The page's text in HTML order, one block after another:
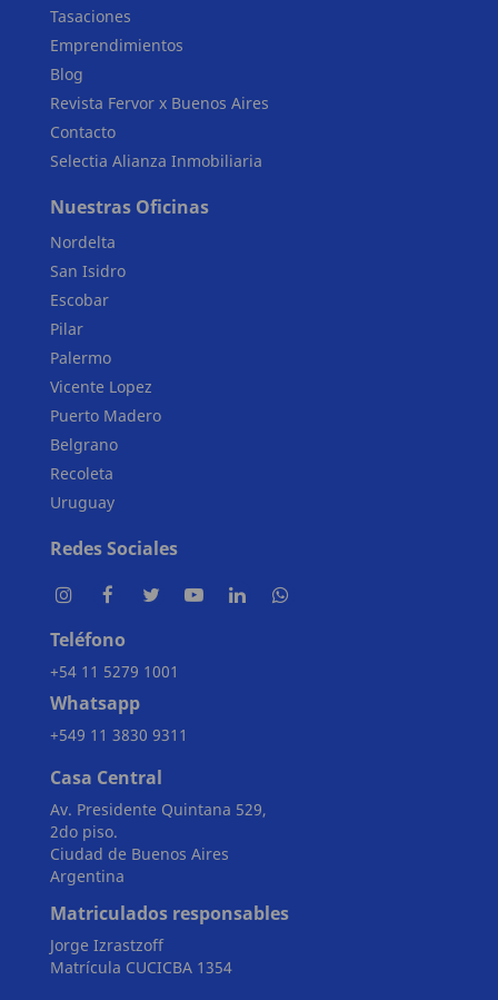
Tasaciones
Emprendimientos
Blog
Revista Fervor x Buenos Aires
Contacto
Selectia Alianza Inmobiliaria
Nuestras Oficinas
Nordelta
San Isidro
Escobar
Pilar
Palermo
Vicente Lopez
Puerto Madero
Belgrano
Recoleta
Uruguay
Redes Sociales
Teléfono
+54 11 5279 1001
Whatsapp
+549 11 3830 9311
Casa Central
Av. Presidente Quintana 529,
2do piso.
Ciudad de Buenos Aires
Argentina
Matriculados responsables
Jorge Izrastzoff
Matrícula CUCICBA 1354